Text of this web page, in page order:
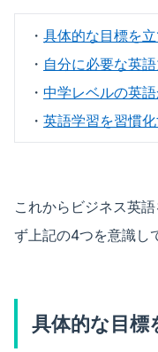
・ 具体的な目標を
・ 自分に必要な英
・ 中学レベルの英
・ 英語学習を習慣
これからビジネス英
ず上記の4つを意識し
具体的な目標